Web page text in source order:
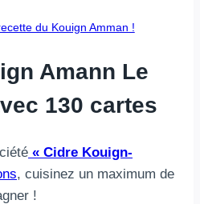
du Kouign Amman !
Amann Le
130 cartes
« Cidre Kouign-
, cuisinez un maximum de
!